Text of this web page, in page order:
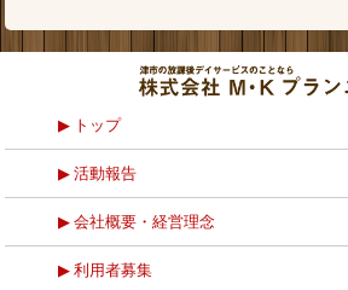
トップ
活動報告
会社概要・経営理念
利用者募集